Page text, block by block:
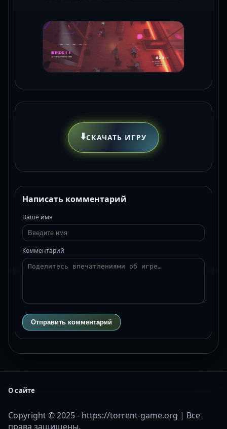
⬇️СКАЧАТЬ ИГРУ
Написать комментарий
Ваше имя
Комментарий
Отправить комментарий
О сайте
Copyright © 2025 - https://torrent-game.org | Все
права защищены.